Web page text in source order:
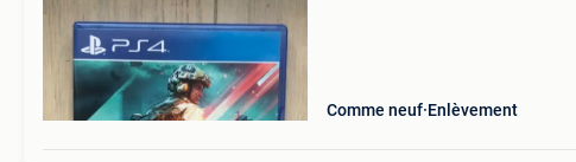
Comme neuf Enlèvement